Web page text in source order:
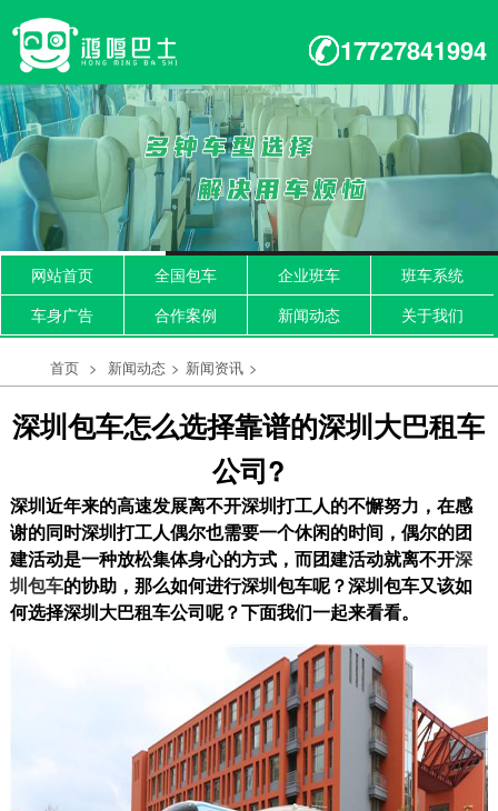
17727841994
网站首页 全国包车 企业班车
班车系统
车身广告
合作案例 新闻动态 关于我们
首页 > 新闻动态 > 新闻资讯 >
深圳包车怎么选择靠谱的深圳大巴租车
公司?
深圳近年来的高速发展离不开深圳打工人的不懈努力，在感
谢的同时深圳打工人偶尔也需要一个休闲的时间，偶尔的团
建活动是一种放松集体身心的方式，而团建活动就离不开深
圳包车的协助，那么如何进行深圳包车呢？深圳包车又该如
何选择深圳大巴租车公司呢？下面我们一起来看看。